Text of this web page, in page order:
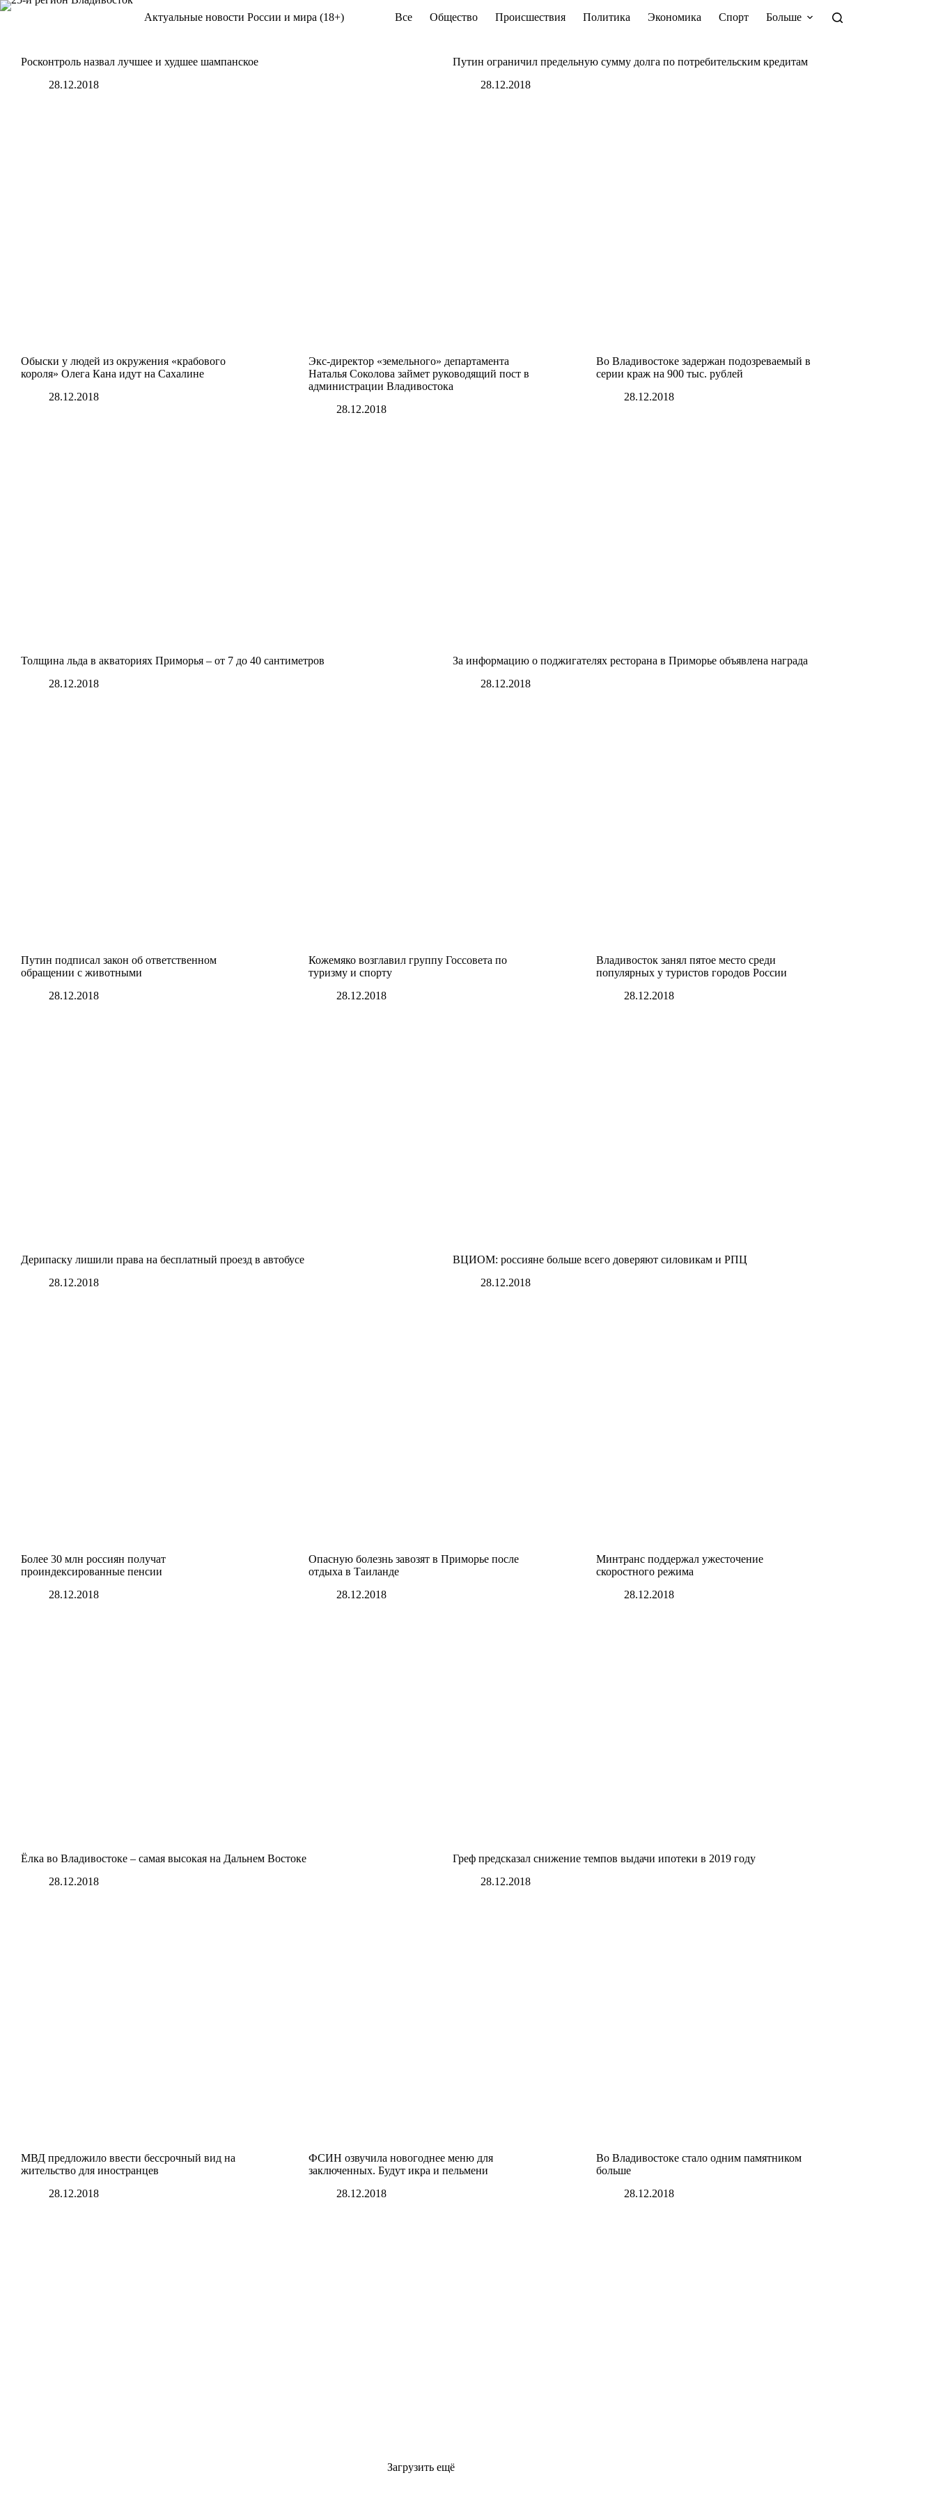
Перейти
Актуальные новости России и мира (18+) Все Общество Происшествия Политика Экономика Спорт Больше
Росконтроль назвал лучшее и худшее шампанское
28.12.2018
Путин ограничил предельную сумму долга по потребительским кредитам
28.12.2018
Обыски у людей из окружения «крабового
короля» Олега Кана идут на Сахалине
28.12.2018
Экс-директор «земельного» департамента
Наталья Соколова займет руководящий пост в
администрации Владивостока
28.12.2018
Во Владивостоке задержан подозреваемый в
серии краж на 900 тыс. рублей
28.12.2018
Толщина льда в акваториях Приморья – от 7 до 40 сантиметров
28.12.2018
За информацию о поджигателях ресторана в Приморье объявлена награда
28.12.2018
Путин подписал закон об ответственном
обращении с животными
28.12.2018
Кожемяко возглавил группу Госсовета по
туризму и спорту
28.12.2018
Владивосток занял пятое место среди
популярных у туристов городов России
28.12.2018
Дерипаску лишили права на бесплатный проезд в автобусе
28.12.2018
ВЦИОМ: россияне больше всего доверяют силовикам и РПЦ
28.12.2018
Более 30 млн россиян получат
проиндексированные пенсии
28.12.2018
Опасную болезнь завозят в Приморье после
отдыха в Таиланде
28.12.2018
Минтранс поддержал ужесточение
скоростного режима
28.12.2018
Ёлка во Владивостоке – самая высокая на Дальнем Востоке
28.12.2018
Греф предсказал снижение темпов выдачи ипотеки в 2019 году
28.12.2018
МВД предложило ввести бессрочный вид на
жительство для иностранцев
28.12.2018
ФСИН озвучила новогоднее меню для
заключенных. Будут икра и пельмени
28.12.2018
Во Владивостоке стало одним памятником
больше
28.12.2018
Загрузить ещё